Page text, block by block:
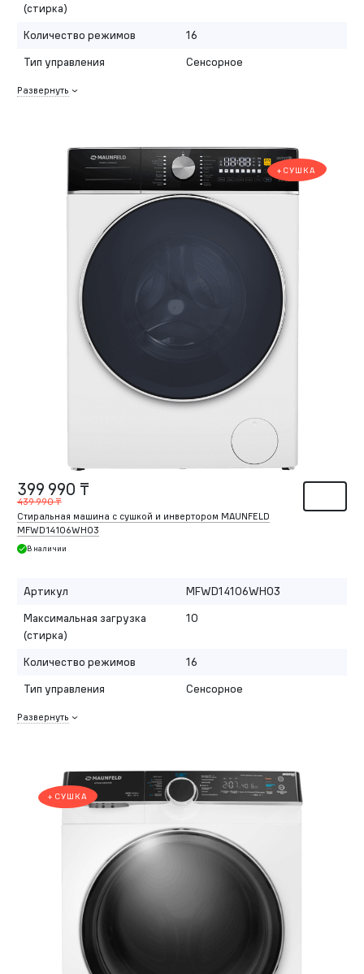
(стирка)
Количество режимов
16
Тип управления
Сенсорное
Развернуть
+СУШКА
399 990 ₸
439 990 ₸
Стиральная машина c сушкой и инвертором MAUNFELD
MFWD14106WH03
В наличии
Артикул
MFWD14106WH03
Максимальная загрузка
(стирка)
10
Количество режимов
16
Тип управления
Сенсорное
Развернуть
+СУШКА